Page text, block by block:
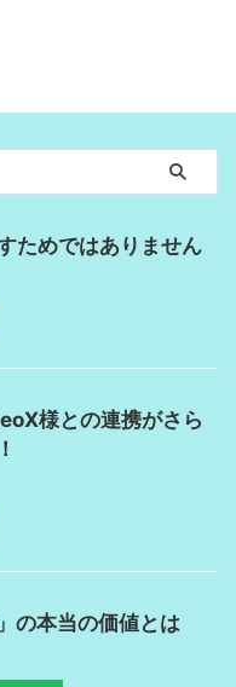
ためではありません
様との連携がさら
の本当の価値とは